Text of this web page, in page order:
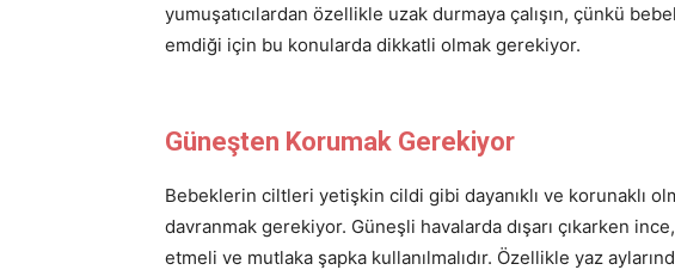
yumuşatıcılardan özellikle uzak durmaya çalışın, çünkü
emdiği için bu konularda dikkatli olmak gerekiyor.
Güneşten Korumak Gerekiyor
Bebeklerin ciltleri yetişkin cildi gibi dayanıklı ve korunaklı
davranmak gerekiyor. Güneşli havalarda dışarı çıkarken
etmeli ve mutlaka şapka kullanılmalıdır. Özellikle yaz